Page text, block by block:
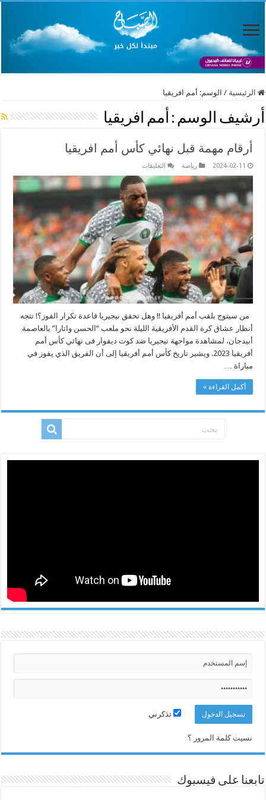
الرئيسية / الوسم: أمم افريقيا
أرشيف الوسم : أمم افريقيا
أرقام مهمة قبل نهائي كأس أمم افريقيا
2024-02-11 رياضة التعليقات
مهمة
قبل
نهائي
كأس
أمم
افريقيا
مغلقة
من سيتوج بلقب أمم أفريقيا !! وهل تحقق نيجيريا قاعدة تكرار الفوز؟! تتجه
أنظار عشاق كرة القدم الأفريقية الليلة نحو ملعب “الحسن واتارا” بالعاصمة
أبيدجان، لمشاهدة مواجهة نيجيريا ضد كوت ديفوار فى نهائي كأس أمم
أفريقيا 2023. ويشير تاريخ كأس أمم أفريقيا إلى أن الفريق الذي يفوز في
مباراة …
أكمل القراءة »
تذكرني
نسيت كلمة المرور ؟
تابعنا على فيسبوك